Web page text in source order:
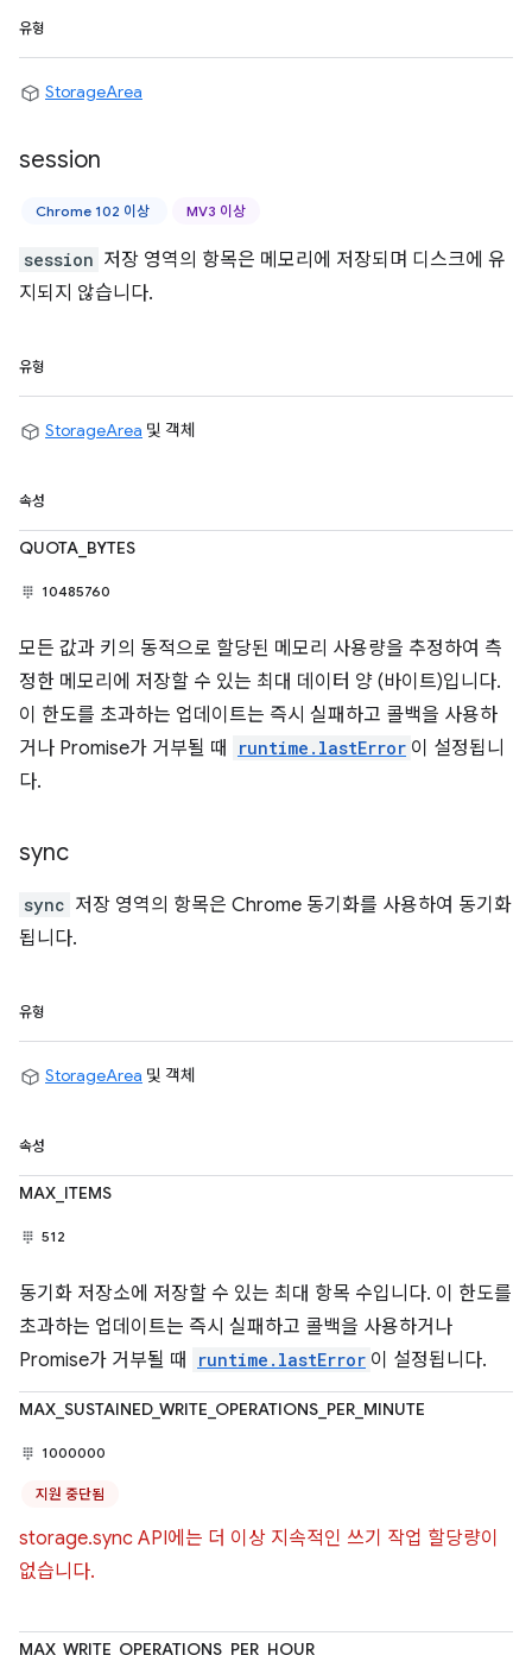
유형
StorageArea
session
Chrome 102 이상 MV3 이상
session 저장 영역의 항목은 메모리에 저장되며 디스크에 유
지되지 않습니다.
유형
StorageArea 및 객체
속성
QUOTA_BYTES
10485760
모든 값과 키의 동적으로 할당된 메모리 사용량을 추정하여 측
정한 메모리에 저장할 수 있는 최대 데이터 양 (바이트)입니다.
이 한도를 초과하는 업데이트는 즉시 실패하고 콜백을 사용하
거나 Promise가 거부될 때
runtime.lastError 이 설정됩니
다.
sync
sync 저장 영역의 항목은 Chrome 동기화를 사용하여 동기화
됩니다.
유형
StorageArea 및 객체
속성
MAX_ITEMS
512
동기화 저장소에 저장할 수 있는 최대 항목 수입니다. 이 한도를
초과하는 업데이트는 즉시 실패하고 콜백을 사용하거나
Promise가 거부될 때
runtime.lastError 이 설정됩니다.
MAX_SUSTAINED_WRITE_OPERATIONS_PER_MINUTE
1000000
지원 중단됨
storage.sync API에는 더 이상 지속적인 쓰기 작업 할당량이
없습니다.
MAX_WRITE_OPERATIONS_PER_HOUR